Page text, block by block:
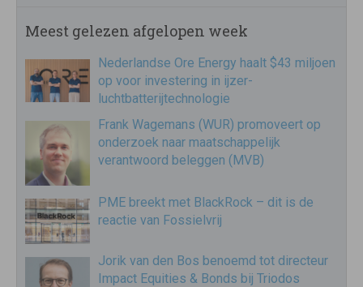
Meest gelezen afgelopen week
Nederlandse Ore Energy haalt $43 miljoen
op voor investering in ijzer-
luchtbatterijtechnologie
Frank Wagemans (WUR) promoveert op
onderzoek naar maatschappelijk
verantwoord beleggen (MVB)
PME breekt met BlackRock – dit is de
reactie van Fossielvrij
Jorik van den Bos benoemd tot directeur
Impact Equities & Bonds bij Triodos